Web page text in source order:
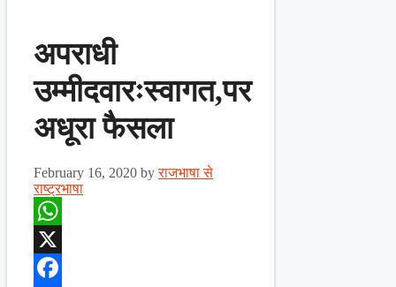
अपराधी
उम्मीदवारःस्वागत,पर
अधूरा फैसला
February 16, 2020 byराजभाषा से
राष्ट्रभाषा
WhatsApp
X